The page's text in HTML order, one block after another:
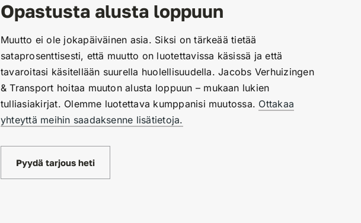
Opastusta alusta loppuun
Muutto ei ole jokapäiväinen asia. Siksi on tärkeää tietää
sataprosenttisesti, että muutto on luotettavissa käsissä ja että
tavaroitasi käsitellään suurella huolellisuudella. Jacobs Verhuizingen
& Transport hoitaa muuton alusta loppuun – mukaan lukien
tulliasiakirjat. Olemme luotettava kumppanisi muutossa. Ottakaa
yhteyttä meihin saadaksenne lisätietoja.
Pyydä tarjous heti